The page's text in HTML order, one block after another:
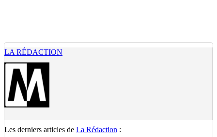
LA RÉDACTION
Les derniers articles de La Rédaction :